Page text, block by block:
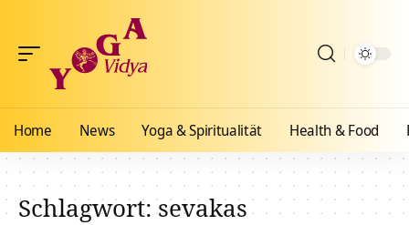
Home News Yoga & Spiritualität Health & Food
Schlagwort:sevakas